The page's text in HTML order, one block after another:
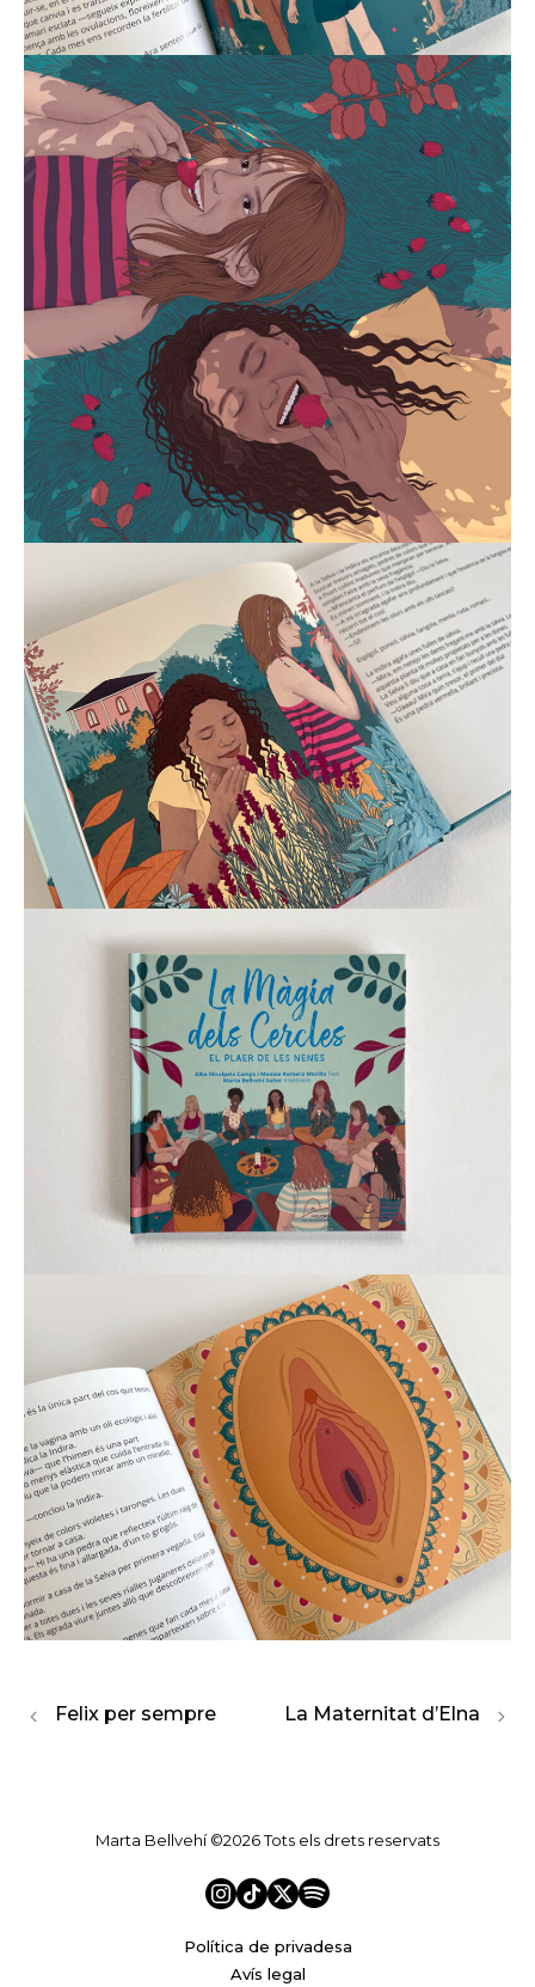
Felix per sempre La Maternitat d’Elna
Marta Bellvehí ©2026 Tots els drets reservats
Política de privadesa
Avís legal